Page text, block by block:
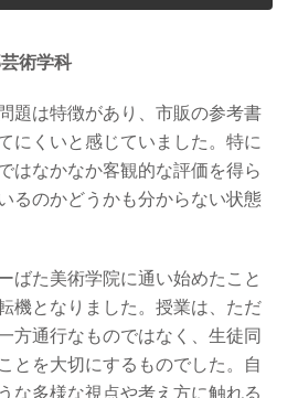
術学科
題は特徴があり、市販の参考書
にくいと感じていました。特に
はなかなか客観的な評価を得ら
るのかどうかも分からない状態
ばた美術学院に通い始めたこと
機となりました。授業は、ただ
方通行なものではなく、生徒同
とを大切にするものでした。自
な多様な視点や考え方に触れる